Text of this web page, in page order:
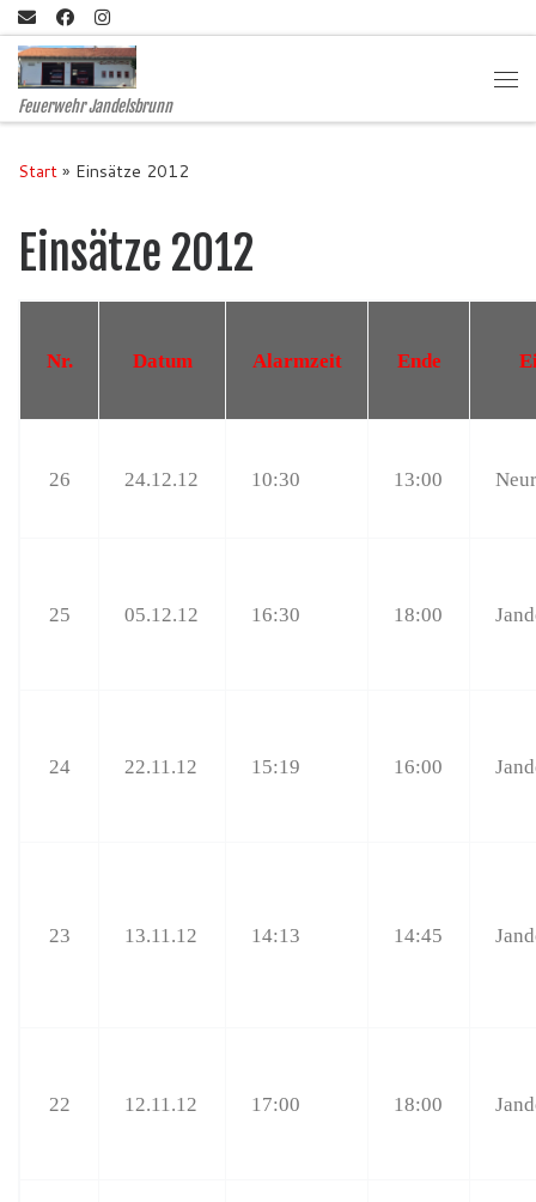
Zum Inhalt springen
Feuerwehr Jandelsbrunn
Start» Einsätze 2012
Einsätze 2012
Nr. Datum Alarmzeit Ende
26 24.12.12 10:30 13:00
25 05.12.12 16:30 18:00
24 22.11.12 15:19 16:00
23 13.11.12 14:13 14:45
22 12.11.12 17:00 18:00